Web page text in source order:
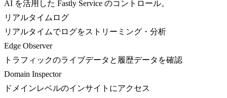
AI を活用した Fastly Service のコントロール。
リアルタイムログ
リアルタイムでログをストリーミング・分析
Edge Observer
トラフィックのライブデータと履歴データを確認
Domain Inspector
ドメインレベルのインサイトにアクセス